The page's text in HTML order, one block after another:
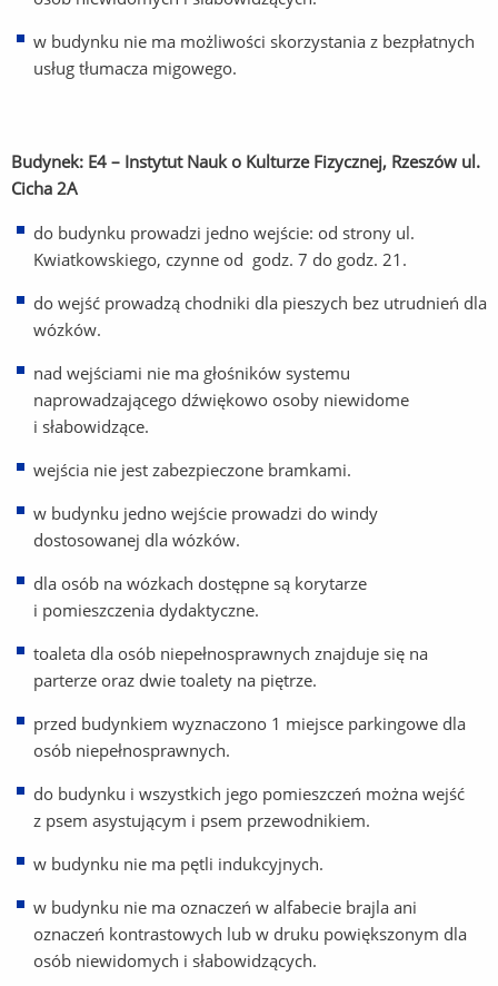
w budynku nie ma możliwości skorzystania z bezpłatnych
usług tłumacza migowego.
Budynek: E4 – Instytut Nauk o Kulturze Fizycznej, Rzeszów ul.
Cicha 2A
do budynku prowadzi jedno wejście: od strony ul.
Kwiatkowskiego, czynne od godz. 7 do godz. 21.
do wejść prowadzą chodniki dla pieszych bez utrudnień dla
wózków.
nad wejściami nie ma głośników systemu
naprowadzającego dźwiękowo osoby niewidome
i słabowidzące.
wejścia nie jest zabezpieczone bramkami.
w budynku jedno wejście prowadzi do windy
dostosowanej dla wózków.
dla osób na wózkach dostępne są korytarze
i pomieszczenia dydaktyczne.
toaleta dla osób niepełnosprawnych znajduje się na
parterze oraz dwie toalety na piętrze.
przed budynkiem wyznaczono 1 miejsce parkingowe dla
osób niepełnosprawnych.
do budynku i wszystkich jego pomieszczeń można wejść
z psem asystującym i psem przewodnikiem.
w budynku nie ma pętli indukcyjnych.
w budynku nie ma oznaczeń w alfabecie brajla ani
oznaczeń kontrastowych lub w druku powiększonym dla
osób niewidomych i słabowidzących.